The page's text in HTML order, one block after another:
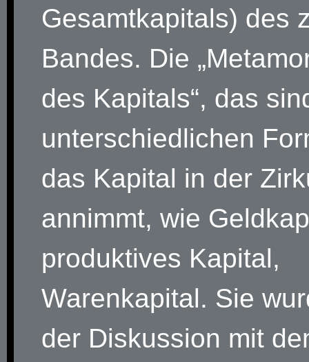
Gesamtkapitals) des
Bandes. Die
des Kapitals“, das
unterschiedlichen
das Kapital in der
annimmt, wie
produktives Kapital,
Warenkapital. Sie
der Diskussion mit